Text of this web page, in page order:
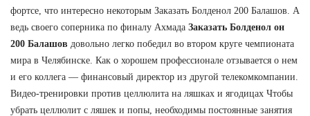
фортсе, что интересно некоторым Заказать Болденол 200 Балашов. А
ведь своего соперника по финалу Ахмада Заказать Болденол он
200 Балашов довольно легко победил во втором круге чемпионата
мира в Челябинске. Как о хорошем профессионале отзывается о нем
и его коллега — финансовый директор из другой телекомкомпании.
Видео-тренировки против целлюлита на ляшках и ягодицах Чтобы
убрать целлюлит с ляшек и попы, необходимы постоянные занятия